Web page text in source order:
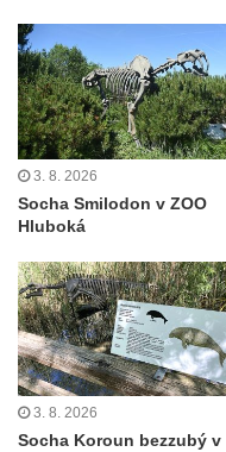
Hrobčic
Socha svatého
Mirošovicích
Socha vodníka u
Mirošovicích
Socha býka před
Povodňový sloup II. v
Povodňový sloup I. v
Pamětní kámen
Socha svatého
3. 8. 2026
Socha Smilodon v ZOO
Hluboká
3. 8. 2026
Socha Koroun bezzubý v